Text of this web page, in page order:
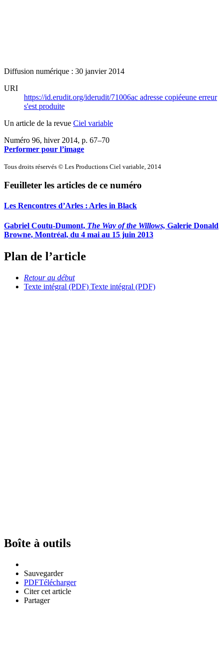
Diffusion numérique : 30 janvier 2014
URI
https://id.erudit.org/iderudit/71006ac adresse copiéeune erreur
s'est produite
Un article de la revue Ciel variable
Numéro 96, hiver 2014, p. 67–70
Performer pour l’image
Tous droits réservés © Les Productions Ciel variable, 2014
Feuilleter les articles de ce numéro
Les Rencontres d’Arles : Arles in Black
Gabriel Coutu-Dumont, The Way of the Willows, Galerie Donald
Browne, Montréal, du 4 mai au 15 juin 2013
Plan de l’article
Retour au début
Texte intégral (PDF) Texte intégral (PDF)
Boîte à outils
Sauvegarder
PDFTélécharger
Citer cet article
Partager